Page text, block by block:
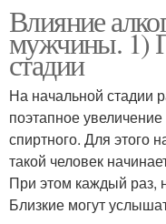
Влияние
мужчины. 1)
стадии
На начальной стадии
поэтапное
спиртного. Для этого
такой человек
При этом каждый раз,
Близкие могут